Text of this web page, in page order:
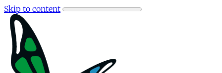
Skip to content